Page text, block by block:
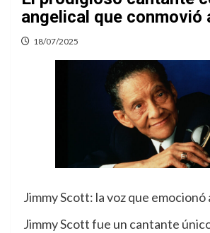
angelical que conmovió
18/07/2025
Jimmy Scott: la voz que emocionó
Jimmy Scott fue un cantante